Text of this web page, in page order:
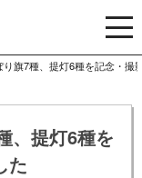
メ
ニ
ュ
ー
く
旗7種、提灯6種を記念・撮
、提灯6種を
た